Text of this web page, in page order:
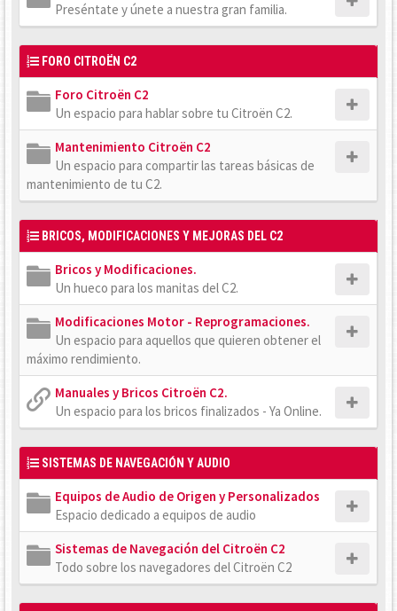
Preséntate y únete a nuestra gran familia.
FORO CITROËN C2
Foro Citroën C2
Un espacio para hablar sobre tu Citroën C2.
Mantenimiento Citroën C2
Un espacio para compartir las tareas básicas de
mantenimiento de tu C2.
BRICOS, MODIFICACIONES Y MEJORAS DEL C2
Bricos y Modificaciones.
Un hueco para los manitas del C2.
Modificaciones Motor - Reprogramaciones.
Un espacio para aquellos que quieren obtener el
máximo rendimiento.
Manuales y Bricos Citroën C2.
Un espacio para los bricos finalizados - Ya Online.
SISTEMAS DE NAVEGACIÓN Y AUDIO
Equipos de Audio de Origen y Personalizados
Espacio dedicado a equipos de audio
Sistemas de Navegación del Citroën C2
Todo sobre los navegadores del Citroën C2